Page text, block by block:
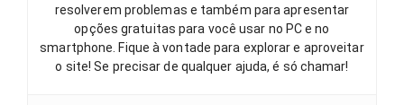
resolverem problemas e também para apresentar
opções gratuitas para você usar no PC e no
smartphone. Fique à vontade para explorar e aproveitar
o site! Se precisar de qualquer ajuda, é só chamar!